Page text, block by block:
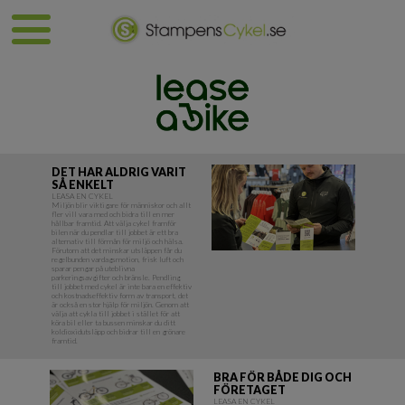
DET HAR ALDRIG VARIT
SÅ ENKELT
LEASA EN CYKEL
Miljön blir viktigare för människor och allt
fler vill vara med och bidra till en mer
hållbar framtid. Att välja cykel framför
bilen när du pendlar till jobbet är ett bra
alternativ till förmån för miljö och hälsa.
Förutom att det minskar utsläppen får du
regelbunden vardagsmotion, frisk luft och
sparar pengar på uteblivna
parkeringsavgifter och bränsle. Pendling
till jobbet med cykel är inte bara en effektiv
och kostnadseffektiv form av transport, det
är också en stor hjälp för miljön. Genom att
välja att cykla till jobbet i stället för att
köra bil eller ta bussen minskar du ditt
koldioxidutsläpp och bidrar till en grönare
framtid.
BRA FÖR BÅDE DIG OCH
FÖRETAGET
LEASA EN CYKEL